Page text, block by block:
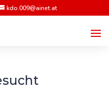
kdo.009@ainet.at